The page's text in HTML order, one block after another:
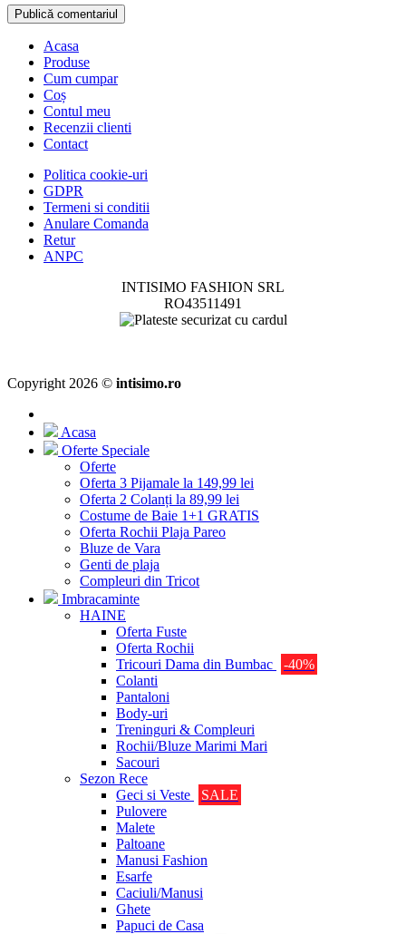
Acasa
Produse
Cum cumpar
Coș
Contul meu
Recenzii clienti
Contact
Politica cookie-uri
GDPR
Termeni si conditii
Anulare Comanda
Retur
ANPC
INTISIMO FASHION SRL
RO43511491
Copyright 2026 © intisimo.ro
Acasa
Oferte Speciale
Oferte
Oferta 3 Pijamale la 149,99 lei
Oferta 2 Colanți la 89,99 lei
Costume de Baie 1+1 GRATIS
Oferta Rochii Plaja Pareo
Bluze de Vara
Genti de plaja
Compleuri din Tricot
Imbracaminte
HAINE
Oferta Fuste
Oferta Rochii
Tricouri Dama din Bumbac
-40%
Colanti
Pantaloni
Body-uri
Treninguri & Compleuri
Rochii/Bluze Marimi Mari
Sacouri
Sezon Rece
Geci si Veste
SALE
Pulovere
Malete
Paltoane
Manusi Fashion
Esarfe
Caciuli/Manusi
Ghete
Papuci de Casa